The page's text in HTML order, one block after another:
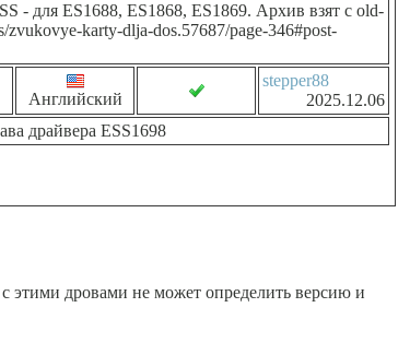
- для ES1688, ES1868, ES1869. Архив взят с old-
zvukovye-karty-dlja-dos.57687/page-346#post-
Английский
stepper88
2025.12.06
драйвера ESS1698
этими дровами не может определить версию и